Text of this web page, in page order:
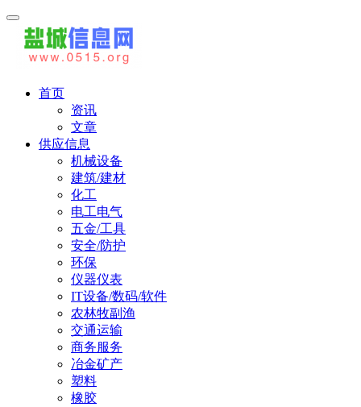
首页
资讯
文章
供应信息
机械设备
建筑/建材
化工
电工电气
五金/工具
安全/防护
环保
仪器仪表
IT设备/数码/软件
农林牧副渔
交通运输
商务服务
冶金矿产
塑料
橡胶